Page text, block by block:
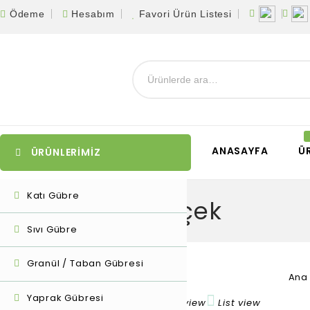
Ödeme Hesabım Favori Ürün Listesi
ÜRÜNLERİMİZ
Katı Gübre
Sıvı Gübre
Granül / Taban Gübresi
Yaprak Gübresi
ANASAYFA
saksı çiçek
Tek bir sonuç gösteriliyor
Grid view List view